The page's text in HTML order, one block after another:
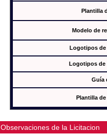
Plantilla
Modelo de
Logotipos de
Logotipos de
Guía
Plantilla
Observaciones de la Licitacion